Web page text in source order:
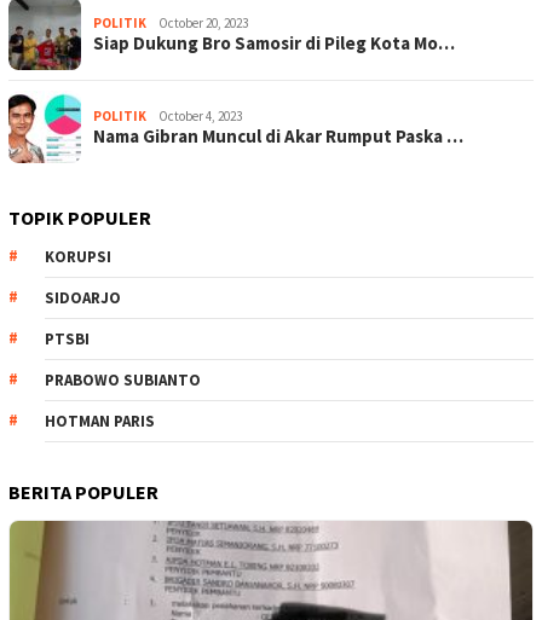
POLITIK October 20, 2023
Siap Dukung Bro Samosir di Pileg Kota Mo…
POLITIK October 4, 2023
Nama Gibran Muncul di Akar Rumput Paska …
TOPIK POPULER
KORUPSI
SIDOARJO
PTSBI
PRABOWO SUBIANTO
HOTMAN PARIS
BERITA POPULER